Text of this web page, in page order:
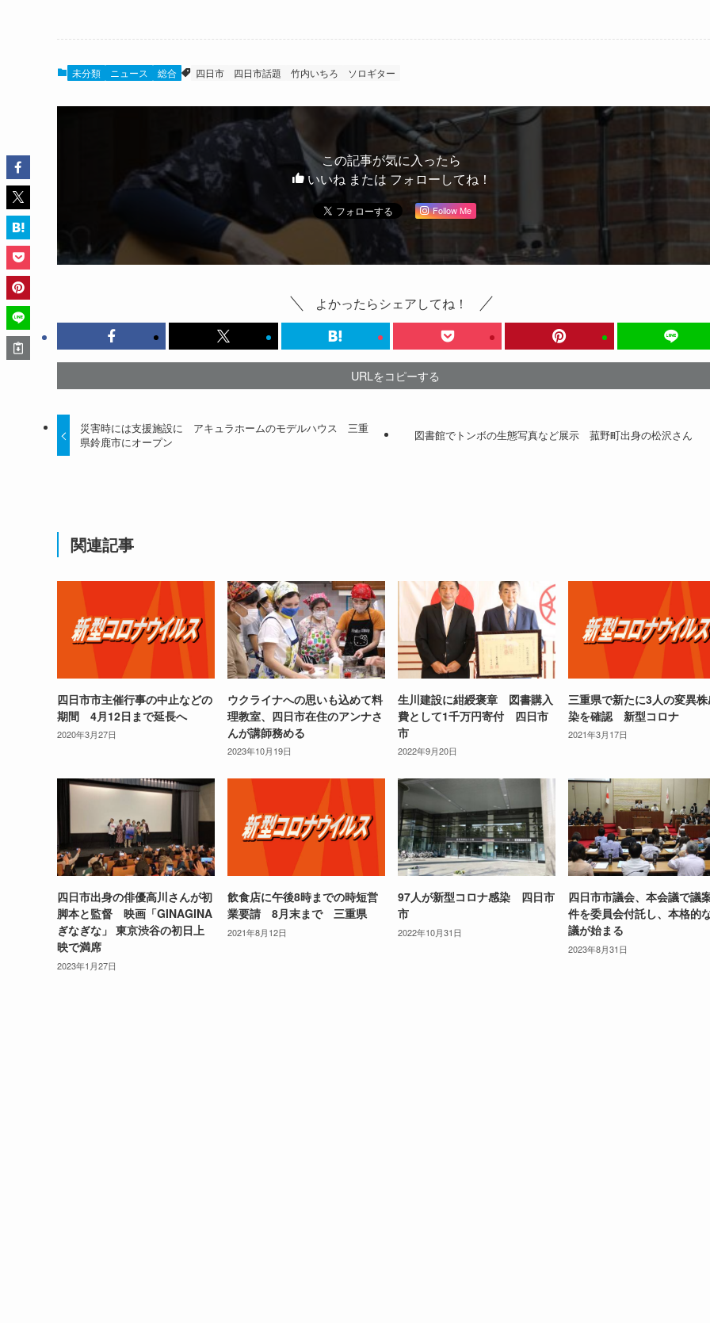
未分類 ニュース 総合 四日市 四日市話題 竹内いちろ ソロギター
この記事が気に入ったら
いいね または フォローしてね！
Follow Me
よかったらシェアしてね！
URLをコピーする
災害時には支援施設に アキュラホームのモデルハウス 三重
県鈴鹿市にオープン
図書館でトンボの生態写真など展示 菰野町出身の松沢さん
関連記事
四日市市主催行事の中止などの
期間 4月12日まで延長へ
2020年3月27日
ウクライナへの思いも込めて料
理教室、四日市在住のアンナさ
んが講師務める
2023年10月19日
生川建設に紺綬褒章 図書購入
費として1千万円寄付 四日市
市
2022年9月20日
三重県で新たに3人の変異
染を確認 新型コロナ
2021年3月17日
四日市出身の俳優高川さんが初
脚本と監督 映画「GINAGINA
ぎなぎな」 東京渋谷の初日上
映で満席
2023年1月27日
飲食店に午後8時までの時短営
業要請 8月末まで 三重県
2021年8月12日
97人が新型コロナ感染 四日市
市
2022年10月31日
四日市市議会、本会議で議
件を委員会付託し、本格的
議が始まる
2023年8月31日